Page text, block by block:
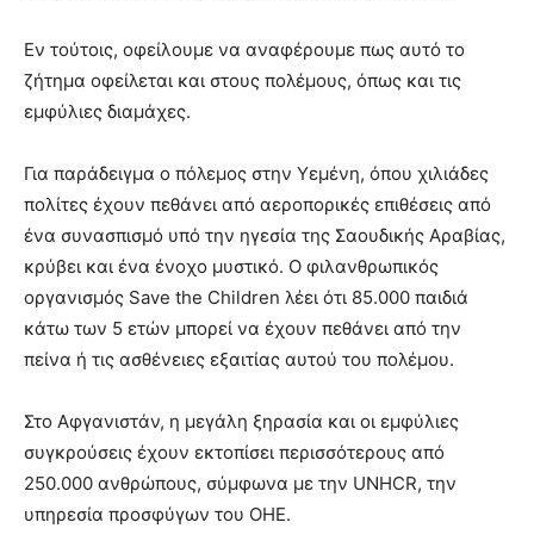
Εν τούτοις, οφείλουμε να αναφέρουμε πως αυτό το
ζήτημα οφείλεται και στους πολέμους, όπως και τις
εμφύλιες διαμάχες.
Για παράδειγμα ο πόλεμος στην Υεμένη, όπου χιλιάδες
πολίτες έχουν πεθάνει από αεροπορικές επιθέσεις από
ένα συνασπισμό υπό την ηγεσία της Σαουδικής Αραβίας,
κρύβει και ένα ένοχο μυστικό. Ο φιλανθρωπικός
οργανισμός Save the Children λέει ότι 85.000 παιδιά
κάτω των 5 ετών μπορεί να έχουν πεθάνει από την
πείνα ή τις ασθένειες εξαιτίας αυτού του πολέμου.
Στο Αφγανιστάν, η μεγάλη ξηρασία και οι εμφύλιες
συγκρούσεις έχουν εκτοπίσει περισσότερους από
250.000 ανθρώπους, σύμφωνα με την UNHCR, την
υπηρεσία προσφύγων του ΟΗΕ.